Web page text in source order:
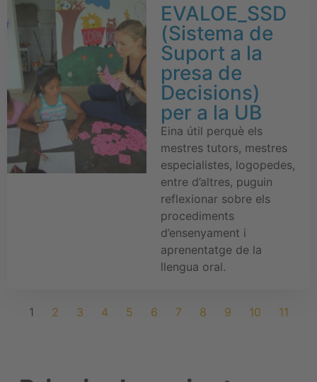
EVALOE_SSD
(Sistema de
Suport a la
presa de
Decisions)
per a la UB
Eina útil perquè els
mestres tutors, mestres
especialistes, logopedes,
entre d’altres, puguin
reflexionar sobre els
procediments
d’ensenyament i
aprenentatge de la
llengua oral.
1 2 3 4 5 6 7 8 9 10 11